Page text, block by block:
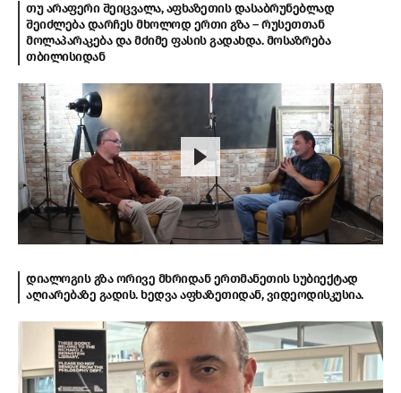
თუ არაფერი შეიცვალა, აფხაზეთის დასაბრუნებლად
შეიძლება დარჩეს მხოლოდ ერთი გზა – რუსეთთან
მოლაპარაკება და მძიმე ფასის გადახდა. მოსაზრება
თბილისიდან
დიალოგის გზა ორივე მხრიდან ერთმანეთის სუბიექტად
აღიარებაზე გადის. ხედვა აფხაზეთიდან, ვიდეოდისკუსია.